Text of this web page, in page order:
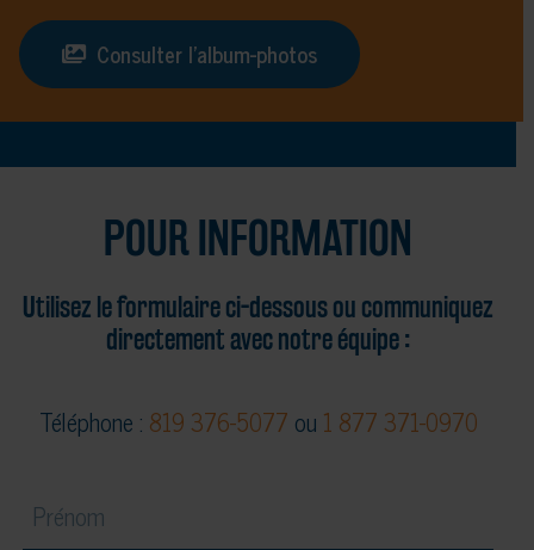
Consulter l’album-photos
POUR INFORMATION
Utilisez le formulaire ci-dessous ou communiquez
directement avec notre équipe :
Téléphone : 819 376-5077 ou 1 877 371-0970